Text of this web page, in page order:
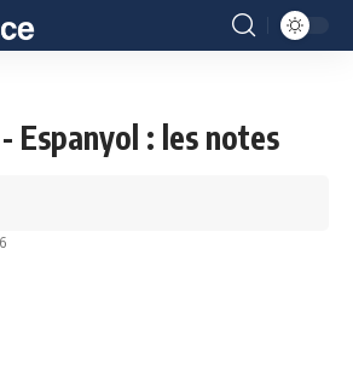
Espanyol : les notes